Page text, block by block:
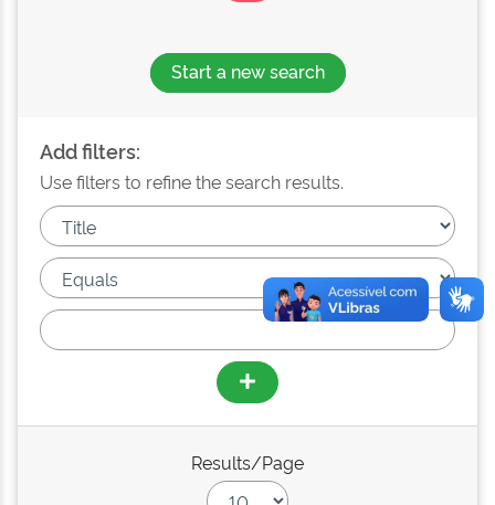
Start a new search
Add filters:
Use filters to refine the search results.
Results/Page